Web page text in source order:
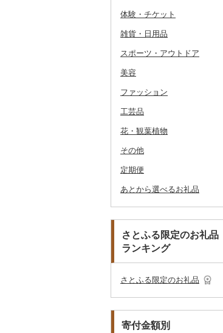
醤油
味噌
酢
だし
食用油
オリーブオイル
ごま油
はちみつ
ドレッシング
その他調味料
ケチャップ
こしょう
その他調味料
キッチン家電
照明器具
パソコン・周辺機器
TV・オーディオ・カメラ
美容・健康家電
カー用品
時計
その他家電
旅行券
JTBふるさと旅行クー
その他旅行券
宿泊券
体験・チケット
PayPay商品券
食事券
温泉・サウナ・スパ利用
券
GDOふるさとゴルフ
プレークーポン
その他のゴルフプレー
花火大会チケット
カタログギフト
雑貨・日用品
家具・インテリア
机・テーブル
その他家具・インテリ
寝具
布団
毛布
タオルケット
タオル
その他タオル
文房具・印鑑
ボールペン
ノート・ファイル
その他文房具
食器
グラス・カップ
箸
スプーン・フォーク・
ナイフ
皿・椀
その他食器
キッチン用品
フライパン
鍋
まな板
土鍋
日用品
洗剤
トイレットペーパー
ティッシュ
その他日用品
楽器・器材
本・CD・DVD
おもちゃ・ぬいぐるみ
ご当地キャラクター
ペット用品
その他雑貨
スポーツ・アウトドア
ゴルフ
ゴルフボール
ゴルフウェア
その他ゴルフ
釣り
サイクリング
アウトドア・キャンプ
その他スポーツ
その他スポーツ
美容
スキンケア
洗顔
その他スキンケア
シャンプー・リンス
石鹸・ボディーソープ
入浴剤
アロマ
プロテイン
その他美容
ファッション
鞄・バッグ
トートバッグ・ショル
ツケース
その他鞄・バッグ
洋服
女性・レディース
子供・ベビー
その他洋服
和服
靴・履物
靴・シューズ
スリッパ・下駄・草履
その他靴・履物
アクセサリー
ペンダント・ネックレ
ス
ピアス・イヤリング
その他アクセサリー
その他服飾小物
ショール・ストール
マフラー・手袋
工芸品
織物
本場奄美大島紬
陶器・漆器
唐津焼
備前焼
美濃焼
村上木彫堆朱
その他装飾品・工芸品
数珠
工芸品
播州そろばん
美濃和紙
花・観葉植物
観葉植物・苗木
花
胡蝶蘭
造花・プリザーブドフ
ラワー
その他花
盆栽・その他
その他
地域サービス
その他
定期便
あとから選べるお礼品
さとふる限定のお礼品
ランキング
さとふる限定のお礼品
寄付金額別